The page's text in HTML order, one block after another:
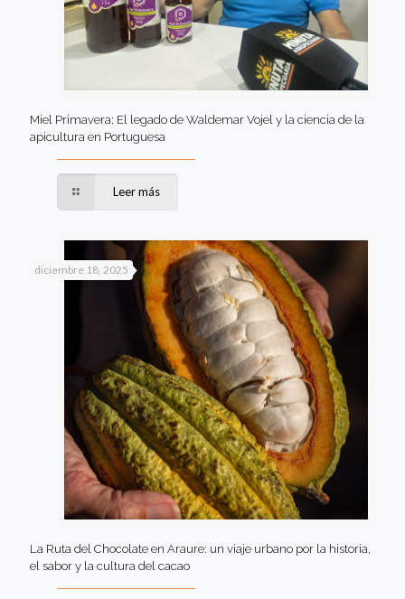
Miel Primavera: El legado de Waldemar Vojel y la ciencia de la
apicultura en Portuguesa
Leer más
diciembre 18, 2025
La Ruta del Chocolate en Araure: un viaje urbano por la historia,
el sabor y la cultura del cacao